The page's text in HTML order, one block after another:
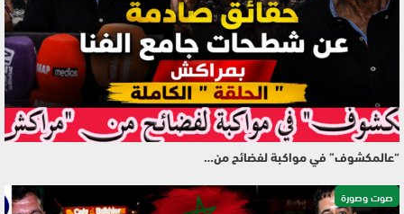
“عالمكشوف” في مواكبة لفضائح من…
صوت وصورة